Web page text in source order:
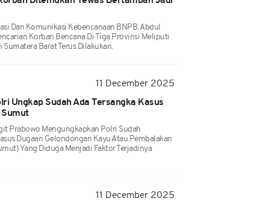
Dan Komunikasi Kebencanaan BNPB, Abdul
Korban Bencana Di Tiga Provinsi Meliputi
Sumatera Barat Terus Dilakukan.
11 December 2025
Ungkap Sudah Ada Tersangka Kasus
Sumut
Prabowo Mengungkapkan Polri Sudah
Dugaan Gelondongan Kayu Atau Pembalakan
Yang Diduga Menjadi Faktor Terjadinya
11 December 2025